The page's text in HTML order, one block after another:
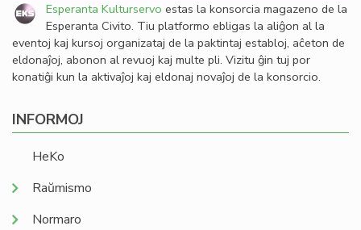
Esperanta Kulturservo estas la konsorcia magazeno de la
Esperanta Civito. Tiu platformo ebligas la aliĝon al la
eventoj kaj kursoj organizataj de la paktintaj establoj, aĉeton de
eldonaĵoj, abonon al revuoj kaj multe pli. Vizitu ĝin tuj por
konatiĝi kun la aktivaĵoj kaj eldonaj novaĵoj de la konsorcio.
INFORMOJ
HeKo
Raŭmismo
Normaro